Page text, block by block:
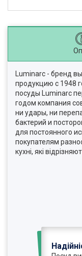
Luminarc - бренд
продукцию с 1948
посуды Luminarc
годом компания
ни удары, ни
бактерий и
для постоянного
покупателям
кухні, які